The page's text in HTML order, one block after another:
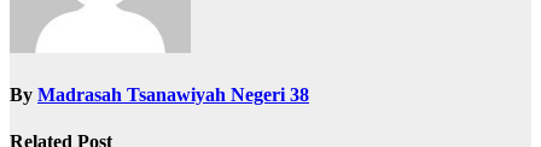
Jul 2, 2026
Madrasah Tsanawiyah Negeri 38
Berita